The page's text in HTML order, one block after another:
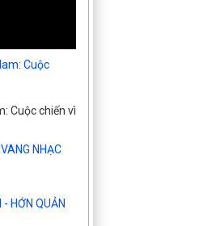
Cuộc chiến vì
NHẠC